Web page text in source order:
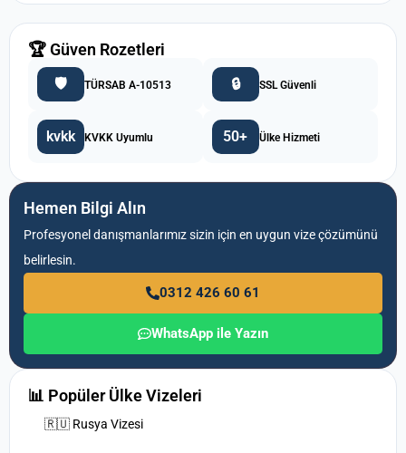
🏆 Güven Rozetleri
🛡️ TÜRSAB A-10513 🔒 SSL Güvenli
kvkk KVKK Uyumlu 50+ Ülke Hizmeti
Hemen Bilgi Alın
Profesyonel danışmanlarımız sizin için en uygun vize çözümünü
belirlesin.
0312 426 60 61
WhatsApp ile Yazın
📊 Popüler Ülke Vizeleri
🇷🇺 Rusya Vizesi